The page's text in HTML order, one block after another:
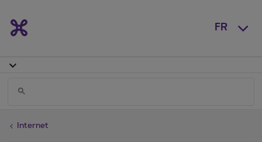
FR
Internet